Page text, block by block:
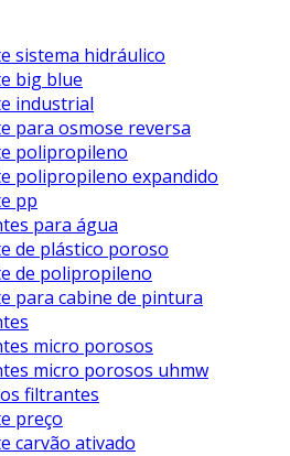
sistema hidráulico
big blue
industrial
para osmose reversa
polipropileno
polipropileno expandido
pp
para água
de plástico poroso
de polipropileno
para cabine de pintura
micro porosos
micro porosos uhmw
filtrantes
preço
carvão ativado